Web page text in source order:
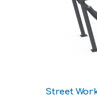
Street